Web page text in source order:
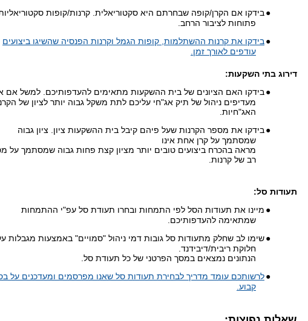
●בידקו אם הקרן/קופה שבחרתם היא סקטוריאלית. קרנות/קופות סקטוריאליות
פתוחות לציבור הרחב.
●בידקו את קרנות ההשתלמות, קופות הגמל וקרנות הפנסיה שהשיגו ביצועים
עודפים לאורך זמן.
דירוג בתי השקעות:
●בידקו האם הציונים של בית ההשקעות מתאימים להעדפותיכם. למשל אם
מעדיפים ניהול של תיק אג"חי עליכם לתת משקל גבוה יותר לציון של
האג"חיות.
●בידקו את מספר הקרנות שעל פיהם קיבל בית ההשקעות ציון. ציון גבוה
שמסתמך על קרן אחת אינו
מראה בהכרח ביצועים טובים יותר מציון קצת פחות גבוה שמסתמך על
רב של קרנות.
תעודות סל:
● מיינו את תעודות הסל לפי התמחות ובחרו תעודת סל עפ"י ההתמחות
שמתאימה להעדפותיכם.
●שימו לב שחלק מתעודות סל גובות דמי ניהול "סמויים" באמצעות מגבלות
חלוקת ריבית/דיבידנד.
הנתונים נמצאים במסך הפרטני של כל תעודת סל.
●לרשותכם עומד מדריך לבחירת תעודות סל שאנו מפרסמים ומעדכנים על
קבוע.